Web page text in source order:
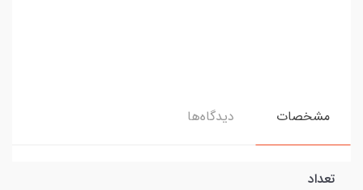
مشخصات دیدگاه‌ها
تعداد